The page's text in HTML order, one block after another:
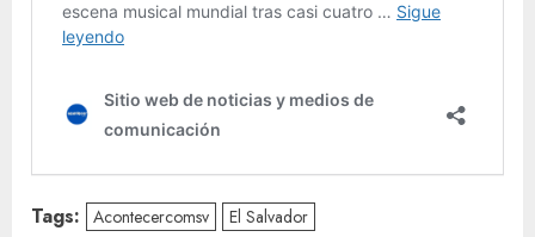
Tags: Acontecercomsv El Salvador